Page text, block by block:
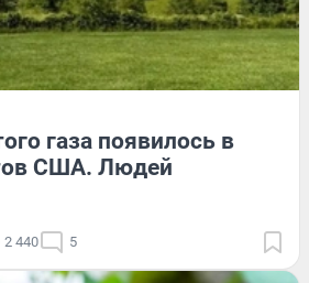
газа появилось в
США. Людей
2 440 5